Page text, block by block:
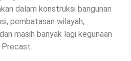
dalam konstruksi bangunan
pembatasan wilayah,
masih banyak lagi kegunaan
Precast.